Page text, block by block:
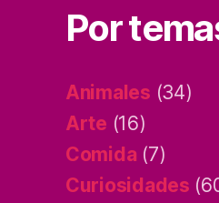
Por
Animales (34)
Arte (16)
Comida (7)
Curiosidades